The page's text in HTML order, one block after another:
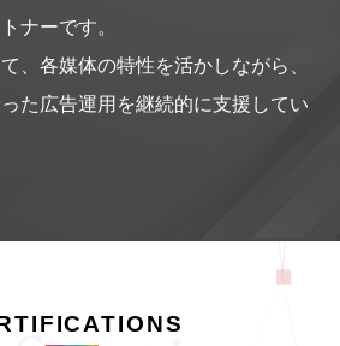
ナーです。
、各媒体の特性を活かしながら、
た広告運用を継続的に支援してい